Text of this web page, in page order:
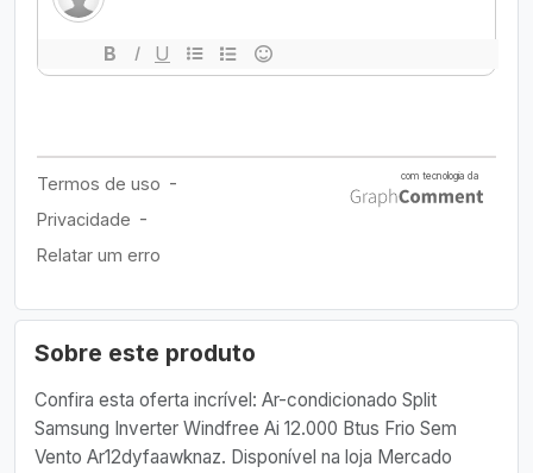
Sobre este produto
Confira esta oferta incrível: Ar-condicionado Split
Samsung Inverter Windfree Ai 12.000 Btus Frio Sem
Vento Ar12dyfaawknaz. Disponível na loja Mercado